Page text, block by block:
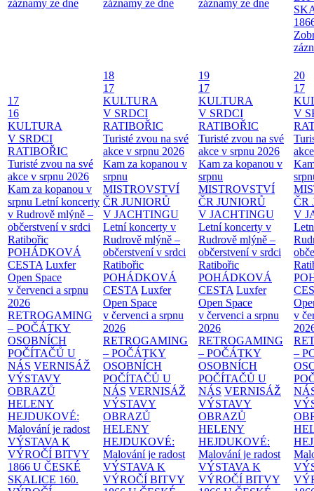
záznamy ze dne
záznamy ze dne
záznamy ze dne
17
16
KULTURA
V SRDCI
RATIBOŘIC
Turisté zvou na své
akce v srpnu 2026
Kam za kopanou v
srpnu Letní koncerty
v Rudrově mlýně –
občerstvení v srdci
Ratibořic
POHÁDKOVÁ
CESTA Luxfer
Open Space
v červenci a srpnu
2026
RETROGAMING
– POČÁTKY
OSOBNÍCH
POČÍTAČŮ U
NÁS VERNISÁŽ
VÝSTAVY
OBRAZŮ
HELENY
HEJDUKOVÉ:
Malování je radost
VÝSTAVA K
VÝROČÍ BITVY
1866 U ČESKÉ
SKALICE 160.
18
17
KULTURA
V SRDCI
RATIBOŘIC
Turisté zvou na své
akce v srpnu 2026
Kam za kopanou v
srpnu
MISTROVSTVÍ
ČR JUNIORŮ
V JACHTINGU
Letní koncerty v
Rudrově mlýně –
občerstvení v srdci
Ratibořic
POHÁDKOVÁ
CESTA Luxfer
Open Space
v červenci a srpnu
2026
RETROGAMING
– POČÁTKY
OSOBNÍCH
POČÍTAČŮ U
NÁS VERNISÁŽ
VÝSTAVY
OBRAZŮ
HELENY
HEJDUKOVÉ:
Malování je radost
VÝSTAVA K
VÝROČÍ BITVY
19
17
KULTURA
V SRDCI
RATIBOŘIC
Turisté zvou na své
akce v srpnu 2026
Kam za kopanou v
srpnu
MISTROVSTVÍ
ČR JUNIORŮ
V JACHTINGU
Letní koncerty v
Rudrově mlýně –
občerstvení v srdci
Ratibořic
POHÁDKOVÁ
CESTA Luxfer
Open Space
v červenci a srpnu
2026
RETROGAMING
– POČÁTKY
OSOBNÍCH
POČÍTAČŮ U
NÁS VERNISÁŽ
VÝSTAVY
OBRAZŮ
HELENY
HEJDUKOVÉ:
Malování je radost
VÝSTAVA K
VÝROČÍ BITVY
20
17
V
ČR
V
v
–